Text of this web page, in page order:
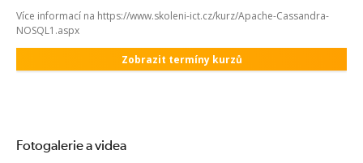
Více informací na https://www.skoleni-ict.cz/kurz/Apache-Cassandra-
NOSQL1.aspx
Zobrazit termíny kurzů
Fotogalerie a videa